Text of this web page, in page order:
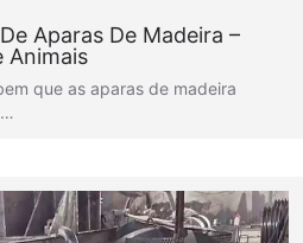
Aparas De Madeira –
Animais
que as aparas de madeira